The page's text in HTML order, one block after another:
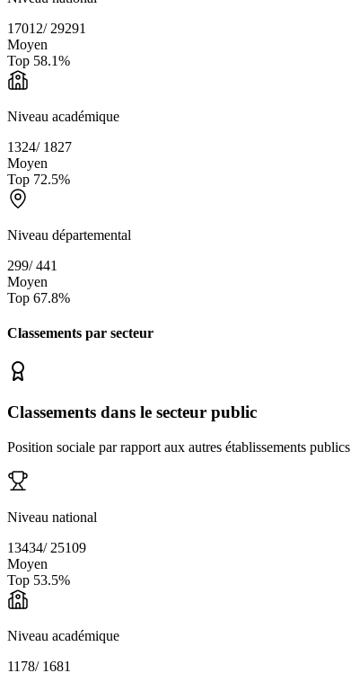
17012/ 29291
Moyen
Top 58.1%
Niveau académique
1324/ 1827
Moyen
Top 72.5%
Niveau départemental
299/441
Moyen
Top 67.8%
Classements par secteur
Classements dans le secteur public
Position sociale par rapport aux autres établissements publics
Niveau national
13434/ 25109
Moyen
Top 53.5%
Niveau académique
1178/ 1681